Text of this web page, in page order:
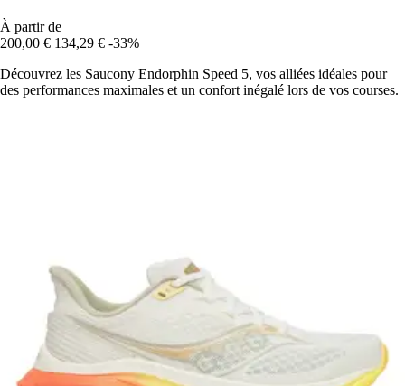
À partir de
200,00 € 134,29 € -33%
Découvrez les Saucony Endorphin Speed 5, vos alliées idéales pour
des performances maximales et un confort inégalé lors de vos courses.